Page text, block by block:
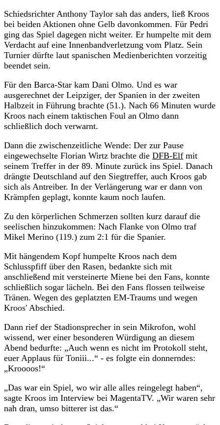
Schiedsrichter Anthony Taylor sah das anders, ließ Kroos
bei beiden Aktionen ohne Gelb davonkommen. Für Pedri
ging das Spiel dagegen nicht weiter. Er humpelte mit dem
Verdacht auf eine Innenbandverletzung vom Platz. Sein
Turnier dürfte laut spanischen Medienberichten vorzeitig
beendet sein.
Für den Barca-Star kam Dani Olmo. Und es war
ausgerechnet der Leipziger, der Spanien in der zweiten
Halbzeit in Führung brachte (51.). Nach 66 Minuten wurde
Kroos nach einem taktischen Foul an Olmo dann
schließlich doch verwarnt.
Dann die zwischenzeitliche Wende: Der zur Pause
eingewechselte Florian Wirtz brachte die DFB-Elf mit
seinem Treffer in der 89. Minute zurück ins Spiel. Danach
drängte Deutschland auf den Siegtreffer, auch Kroos gab
sich als Antreiber. In der Verlängerung war er dann von
Krämpfen geplagt, konnte kaum noch laufen.
Zu den körperlichen Schmerzen sollten kurz darauf die
seelischen hinzukommen: Nach Flanke von Olmo traf
Mikel Merino (119.) zum 2:1 für die Spanier.
Mit hängendem Kopf humpelte Kroos nach dem
Schlusspfiff über den Rasen, bedankte sich mit
anschließend mit versteinerte Miene bei den Fans, konnte
schließlich sogar lächeln. Bei den Fans flossen teilweise
Tränen. Wegen des geplatzten EM-Traums und wegen
Kroos' Abschied.
Dann rief der Stadionsprecher in sein Mikrofon, wohl
wissend, wer einer besonderen Würdigung an diesem
Abend bedurfte: „Auch wenn es nicht im Protokoll steht,
euer Applaus für Toniii...“ - es folgte ein donnerndes:
„Kroooos!“
„Das war ein Spiel, wo wir alle alles reingelegt haben“,
sagte Kroos im Interview bei MagentaTV. „Wir waren sehr
nah dran, umso bitterer ist das.“